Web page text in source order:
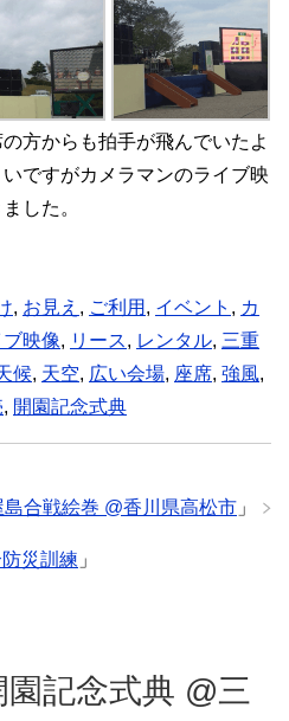
方からも拍手が飛んでいたよ
ですがカメラマンのライブ映
した。
, お見え , ご利用 , イベント , カ
ブ映像, リース, レンタル, 三重
候, 天空, 広い会場, 座席, 強風,
, 開園記念式典
合戦絵巻 @香川県高松市 」
災訓練 」
園記念式典 @三